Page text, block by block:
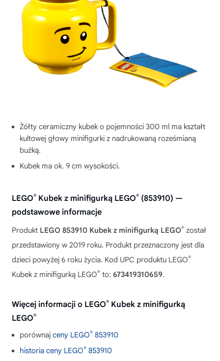
Żółty ceramiczny kubek o pojemności 300 ml ma kształt
kultowej głowy minifigurki z nadrukowaną roześmianą
buźką.
Kubek ma ok. 9 cm wysokości.
LEGO® Kubek z minifigurką LEGO® (853910) —
podstawowe informacje
Produkt LEGO 853910 Kubek z minifigurką LEGO® został
przedstawiony w 2019 roku. Produkt przeznaczony jest dla
dzieci powyżej 6 roku życia. Kod UPC produktu LEGO®
Kubek z minifigurką LEGO® to: 673419310659.
Więcej informacji o LEGO® Kubek z minifigurką
LEGO®
porównaj ceny LEGO® 853910
historia ceny LEGO® 853910